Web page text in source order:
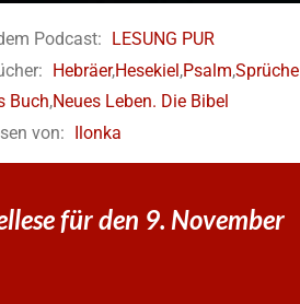
Podcast: LESUNG PUR
Hebräer,Hesekiel,Psalm,Sprüche
Buch,Neues Leben. Die Bibel
von:
Ilonka
für den 9. November